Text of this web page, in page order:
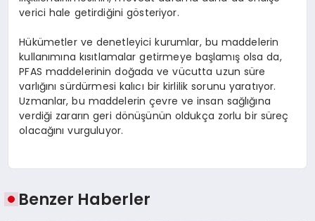
verici hale getirdiğini gösteriyor.
Hükümetler ve denetleyici kurumlar, bu maddelerin
kullanımına kısıtlamalar getirmeye başlamış olsa da,
PFAS maddelerinin doğada ve vücutta uzun süre
varlığını sürdürmesi kalıcı bir kirlilik sorunu yaratıyor.
Uzmanlar, bu maddelerin çevre ve insan sağlığına
verdiği zararın geri dönüşünün oldukça zorlu bir süreç
olacağını vurguluyor.
Benzer Haberler